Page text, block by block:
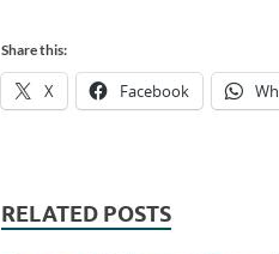
Share this:
X Facebook
RELATED POSTS